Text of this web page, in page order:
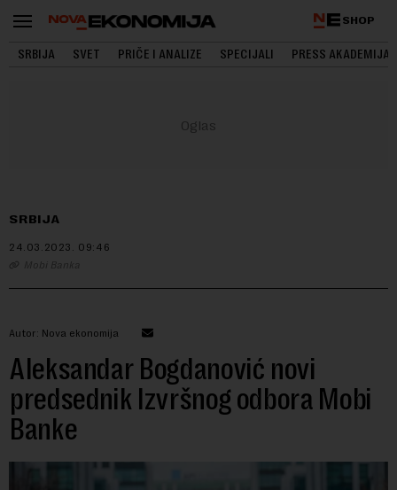
SHOP
SRBIJA SVET PRIČE I ANALIZE SPECIJALI PRESS AKADEMIJA
SRBIJA
24.03.2023. 09:46
Mobi Banka
Autor: Nova ekonomija
Aleksandar Bogdanović novi
predsednik Izvršnog odbora Mobi
Banke